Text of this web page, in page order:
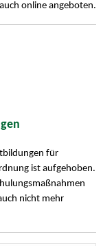
online angeboten.
für
ist aufgehoben.
nicht mehr